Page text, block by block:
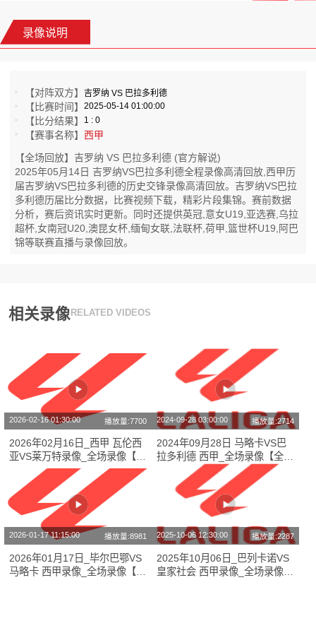
录像说明
【对阵双方】吉罗纳 VS 巴拉多利德
【比赛时间】2025-05-14 01:00:00
【比分结果】 1 : 0
【赛事名称】西甲
【全场回放】吉罗纳 VS 巴拉多利德 (官方解说)
2025年05月14日 吉罗纳VS巴拉多利德全程录像高清回放,西甲历
届吉罗纳VS巴拉多利德的历史交锋录像高清回放。吉罗纳VS巴拉
多利德历届比分数据，比赛视频下载，精彩片段集锦。赛前数据
分析，赛后资讯实时更新。同时还提供英冠,意女U19,亚选赛,乌拉
超杯,女南冠U20,澳昆女杯,缅甸女联,法联杯,荷甲,篮世杯U19,阿巴
锦等联赛直播与录像回放。
相关录像 RELATED VIDEOS
2026-02-16 01:30:00 播放量:7700
2026年02月16日_西甲 瓦伦西
亚VS莱万特录像_全场录像【全
场回放】
2024-09-28 03:00:00 播放量:2714
2024年09月28日 马略卡VS巴
拉多利德 西甲_全场录像【全场
2026-01-17 11:15:00 播放量:8981
2026年01月17日_毕尔巴鄂VS
马略卡 西甲录像_全场录像【全
2025-10-06 12:30:00 播放量:2287
2025年10月06日_巴列卡诺VS
皇家社会 西甲录像_全场录像